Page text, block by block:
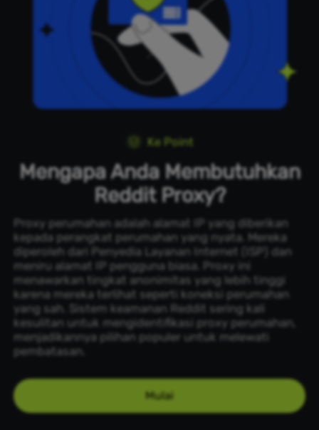
Ke Point
Mengapa Anda Membutuhkan
Reddit Proxy?
Proxy perumahan adalah alamat IP yang diberikan
kepada perangkat perumahan yang nyata. Mereka
diperoleh dari Penyedia Layanan Internet (ISP) dan
meniru alamat IP pengguna biasa. Proxy ini
menawarkan tingkat anonimitas yang lebih tinggi
karena mereka terlihat seperti koneksi perumahan
yang sah. Sistem keamanan Reddit sering kali
kesulitan untuk mengidentifikasi proxy perumahan,
menjadikannya pilihan populer untuk melewati
pembatasan.
Mulai